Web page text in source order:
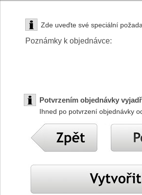
Zde uveďte své speciální
Potvrzením objednávky
Poznámky k objednávce:
Ihned po potvrzení objednávky